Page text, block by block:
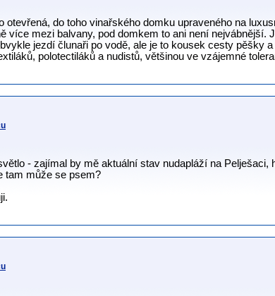
otevřená, do toho vinařského domku upraveného na
více mezi balvany, pod domkem to ani není nejvábnější.
jezdí člunaři po vodě, ale je to kousek cesty pěšky
polotectiláků a nudistů, většinou ve vzájemné
- zajímal by mě aktuální stav nudapláží na Pelješaci,
tam může se psem?